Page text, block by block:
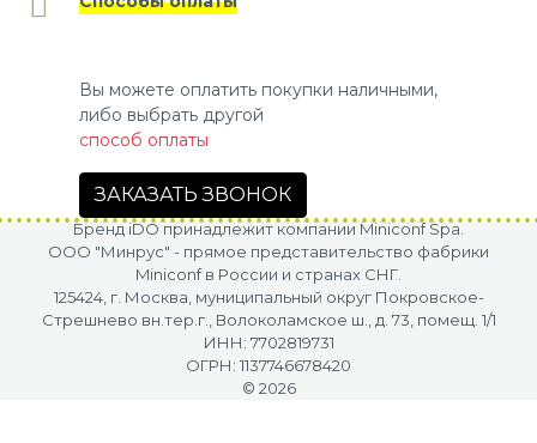
Вы можете оплатить покупки наличными,
либо выбрать другой
способ оплаты
ЗАКАЗАТЬ ЗВОНОК
Бренд iDO принадлежит компании Miniconf Spa.
OOO "Минрус" - прямое представительство фабрики
Miniconf в России и странах СНГ.
125424, г. Москва, муниципальный округ Покровское-
Стрешнево вн.тер.г., Волоколамское ш., д. 73, помещ. 1/1
ИНН: 7702819731
ОГРН: 1137746678420
© 2026